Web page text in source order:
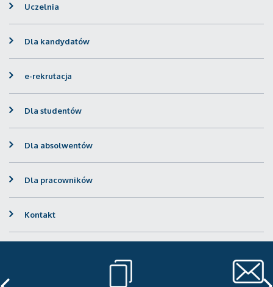
Uczelnia
Dla kandydatów
e-rekrutacja
Dla studentów
Dla absolwentów
Dla pracowników
Kontakt